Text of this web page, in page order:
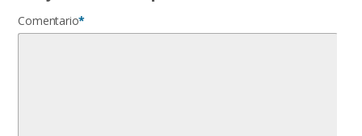
Comentario*